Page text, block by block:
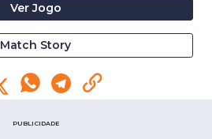
Ver Jogo
Match Story
PUBLICIDADE